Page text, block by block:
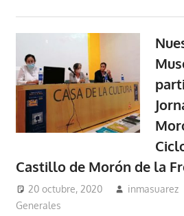
Castillo de Morón de la
20 octubre, 2020 inmasuarez
Generales